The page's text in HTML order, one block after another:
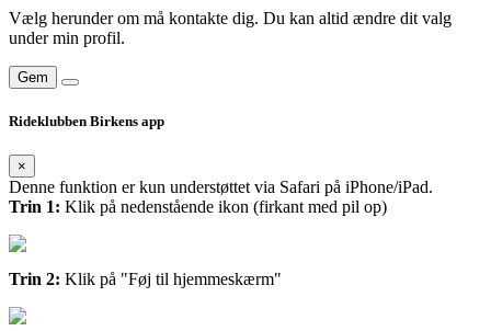
Vælg herunder om må kontakte dig. Du kan altid ændre dit valg
under min profil.
Gem
Rideklubben Birkens app
×
Denne funktion er kun understøttet via Safari på iPhone/iPad.
Trin 1: Klik på nedenstående ikon (firkant med pil op)
Trin 2: Klik på "Føj til hjemmeskærm"